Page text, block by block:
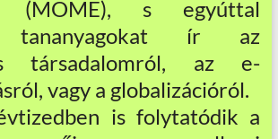
(MOME), s egyúttal
tananyagokat ír az
társadalomról, az e-
vagy a globalizációról.
is folytatódik a